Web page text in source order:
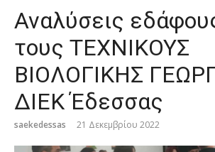
Αναλύσεις
τους ΤΕΧΝΙΚΟΥΣ
ΒΙΟΛΟΓΙΚΗΣ
ΔΙΕΚ Έδεσσας
saekedessas 21 Δεκεμβρίου 2022